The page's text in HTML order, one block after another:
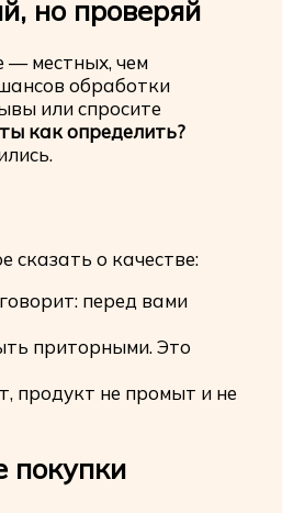
но проверяй
— местных, чем
обработки
или спросите
как определить?
сказать о качестве:
перед вами
приторными. Это
продукт не промыт и не
покупки